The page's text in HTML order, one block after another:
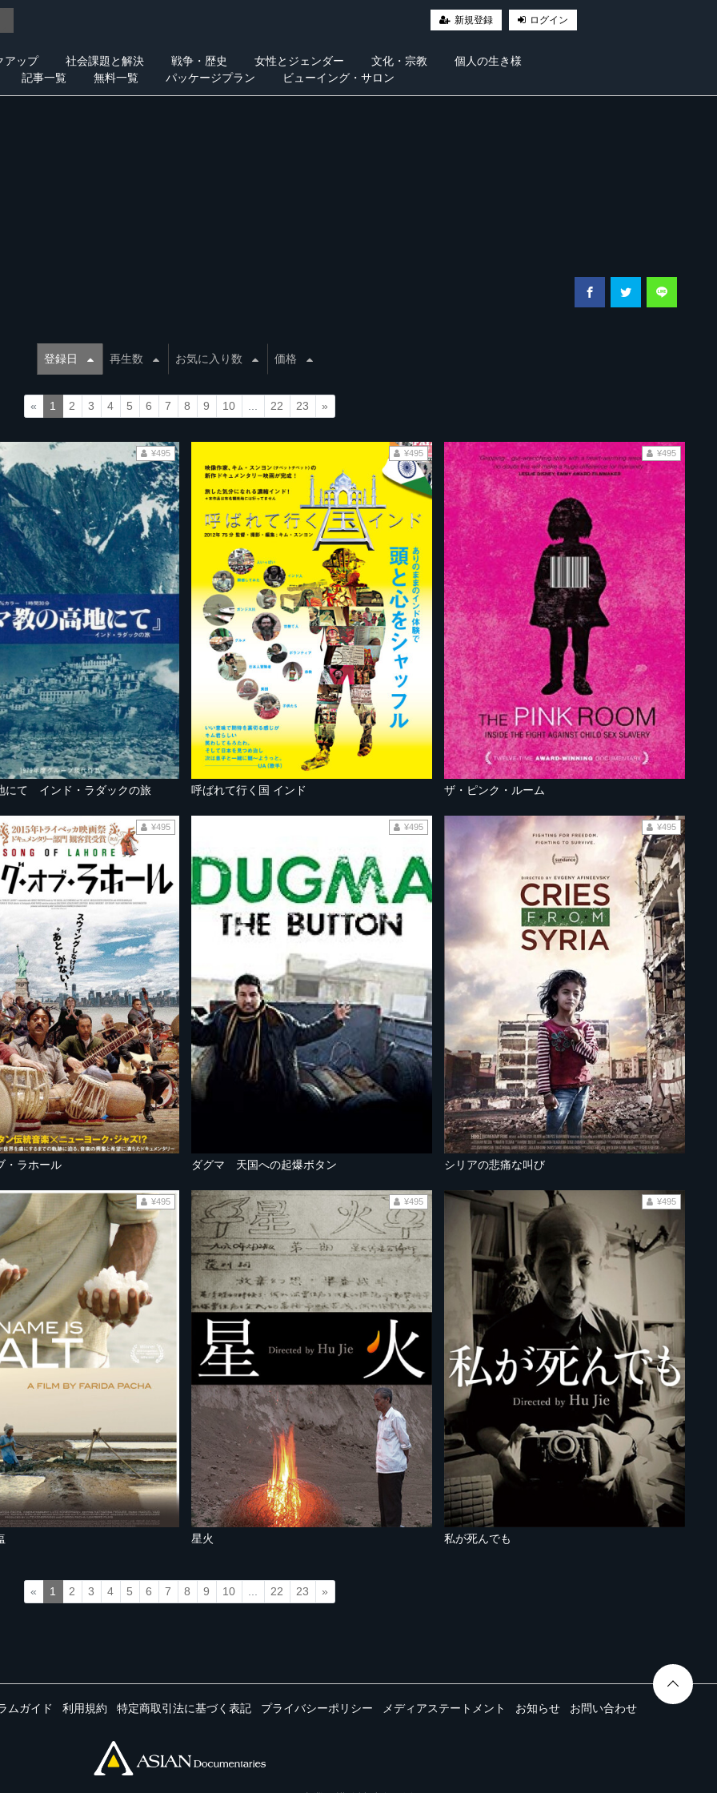
新規登録 ログイン
アップ 社会課題と解決 戦争・歴史 女性とジェンダー 文化・宗教
個人の生き様
記事一覧
無料一覧 パッケージプラン ビューイング・サロン
登録日 再生数 お気に入り数 価格
« 1 2 3 4 5 6 7 8 9 10 22 23 »
にて インド・ラダックの旅
¥495
呼ばれて行く国 インド
¥495
ザ・ピンク・ルーム
¥495
・ラホール
¥495
ダグマ 天国への起爆ボタン
¥495
シリアの悲痛な叫び
¥495
¥495
星火
¥495
私が死んでも
¥495
« 1 2 3 4 5 6 7 8 9 10 22 23 »
ムガイド 利用規約 特定商取引法に基づく表記 プライバシーポリシー メディアステートメント お知らせ お問い合わせ